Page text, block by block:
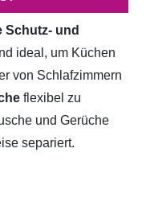
Schutz- und
ideal, um Küchen
von Schlafzimmern
flexibel zu
und Gerüche
separiert.